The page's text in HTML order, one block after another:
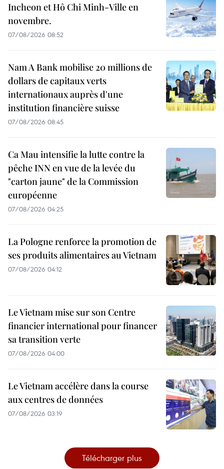
Incheon et Hô Chi Minh-Ville en
novembre.
07/08/2026 08:52
Nam A Bank mobilise 20 millions de
dollars de capitaux verts
internationaux auprès d'une
institution financière suisse
07/08/2026 08:45
Ca Mau intensifie la lutte contre la
pêche INN en vue de la levée du
"carton jaune" de la Commission
européenne
07/08/2026 04:25
La Pologne renforce la promotion de
ses produits alimentaires au Vietnam
07/08/2026 04:12
Le Vietnam mise sur son Centre
financier international pour financer
sa transition verte
07/08/2026 04:00
Le Vietnam accélère dans la course
aux centres de données
07/08/2026 03:19
Télécharger plus